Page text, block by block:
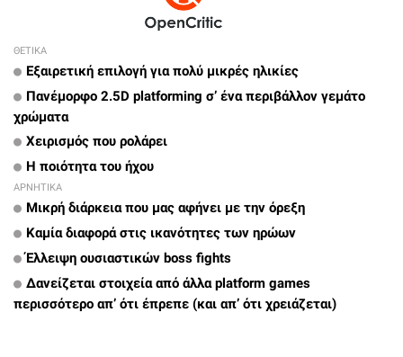
ΘΕΤΙΚΑ
Εξαιρετική επιλογή για πολύ μικρές ηλικίες
Πανέμορφο 2.5D platforming σ’ ένα περιβάλλον γεμάτο
χρώματα
Χειρισμός που ρολάρει
Η ποιότητα του ήχου
ΑΡΝΗΤΙΚΑ
Μικρή διάρκεια που μας αφήνει με την όρεξη
Καμία διαφορά στις ικανότητες των ηρώων
Έλλειψη ουσιαστικών boss fights
Δανείζεται στοιχεία από άλλα platform games
περισσότερο απ’ ότι έπρεπε (και απ’ ότι χρειάζεται)